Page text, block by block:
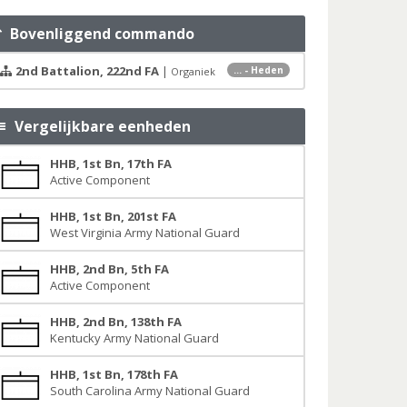
Bovenliggend commando
... - Heden
2nd Battalion, 222nd FA| Organiek
Vergelijkbare eenheden
HHB, 1st Bn, 17th FA
Active Component
HHB, 1st Bn, 201st FA
West Virginia Army National Guard
HHB, 2nd Bn, 5th FA
Active Component
HHB, 2nd Bn, 138th FA
Kentucky Army National Guard
HHB, 1st Bn, 178th FA
South Carolina Army National Guard